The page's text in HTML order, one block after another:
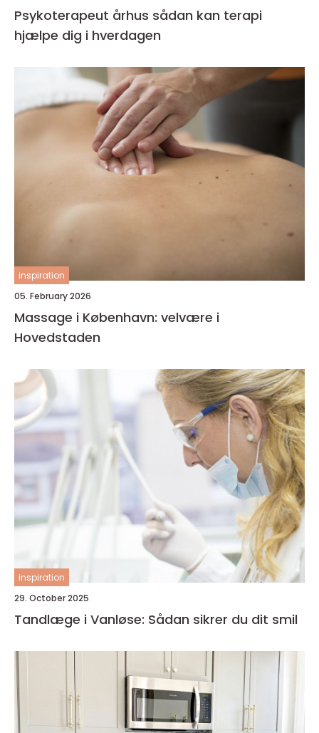
Psykoterapeut århus sådan kan terapi
hjælpe dig i hverdagen
inspiration
05. February 2026
Massage i København: velvære i
Hovedstaden
inspiration
29. October 2025
Tandlæge i Vanløse: Sådan sikrer du dit smil